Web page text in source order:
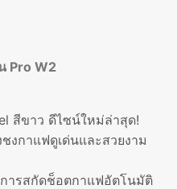
Pro W2
สีขาว ดีไซน์ใหม่ล่าสุด!
งกาแฟดูเด่นและสวยงาม
ารสกัดช็อตกาแฟอัตโนมัติ